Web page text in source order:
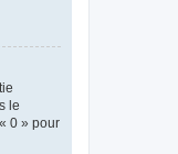
le
0 » pour